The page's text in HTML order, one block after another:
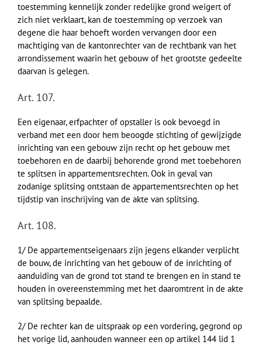
toestemming kennelijk zonder redelijke grond weigert of
zich niet verklaart, kan de toestemming op verzoek van
degene die haar behoeft worden vervangen door een
machtiging van de kantonrechter van de rechtbank van het
arrondissement waarin het gebouw of het grootste gedeelte
daarvan is gelegen.
Art. 107.
Een eigenaar, erfpachter of opstaller is ook bevoegd in
verband met een door hem beoogde stichting of gewijzigde
inrichting van een gebouw zijn recht op het gebouw met
toebehoren en de daarbij behorende grond met toebehoren
te splitsen in appartementsrechten. Ook in geval van
zodanige splitsing ontstaan de appartementsrechten op het
tijdstip van inschrijving van de akte van splitsing.
Art. 108.
1/ De appartementseigenaars zijn jegens elkander verplicht
de bouw, de inrichting van het gebouw of de inrichting of
aanduiding van de grond tot stand te brengen en in stand te
houden in overeenstemming met het daaromtrent in de akte
van splitsing bepaalde.
2/ De rechter kan de uitspraak op een vordering, gegrond op
het vorige lid, aanhouden wanneer een op artikel 144 lid 1